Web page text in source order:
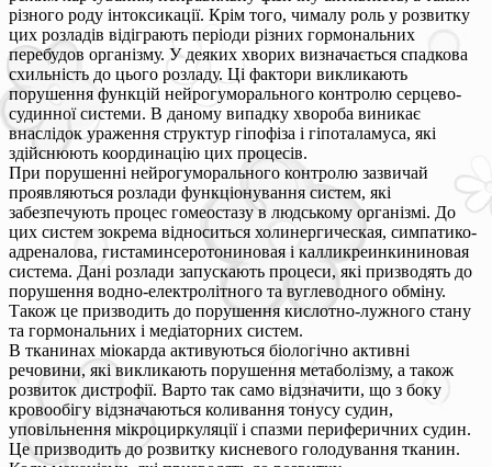
різного роду інтоксикації. Крім того, чималу роль у розвитку
цих розладів відіграють періоди різних гормональних
перебудов організму. У деяких хворих визначається спадкова
схильність до цього розладу. Ці фактори викликають
порушення функцій нейрогуморального контролю серцево-
судинної системи. В даному випадку хвороба виникає
внаслідок ураження структур гіпофіза і гіпоталамуса, які
здійснюють координацію цих процесів.
При порушенні нейрогуморального контролю зазвичай
проявляються розлади функціонування систем, які
забезпечують процес гомеостазу в людському організмі. До
цих систем зокрема відноситься холинергическая, симпатико-
адреналова, гистаминсеротониновая і калликреинкининовая
система. Дані розлади запускають процеси, які призводять до
порушення водно-електролітного та вуглеводного обміну.
Також це призводить до порушення кислотно-лужного стану
та гормональних і медіаторних систем.
В тканинах міокарда активуються біологічно активні
речовини, які викликають порушення метаболізму, а також
розвиток дистрофії. Варто так само відзначити, що з боку
кровообігу відзначаються коливання тонусу судин,
уповільнення мікроциркуляції і спазми периферичних судин.
Це призводить до розвитку кисневого голодування тканин.